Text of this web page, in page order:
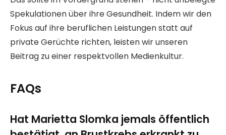
Spekulationen über ihre Gesundheit. Indem wir den
Fokus auf ihre beruflichen Leistungen statt auf
private Gerüchte richten, leisten wir unseren
Beitrag zu einer respektvollen Medienkultur.
FAQs
Hat Marietta Slomka jemals öffentlich